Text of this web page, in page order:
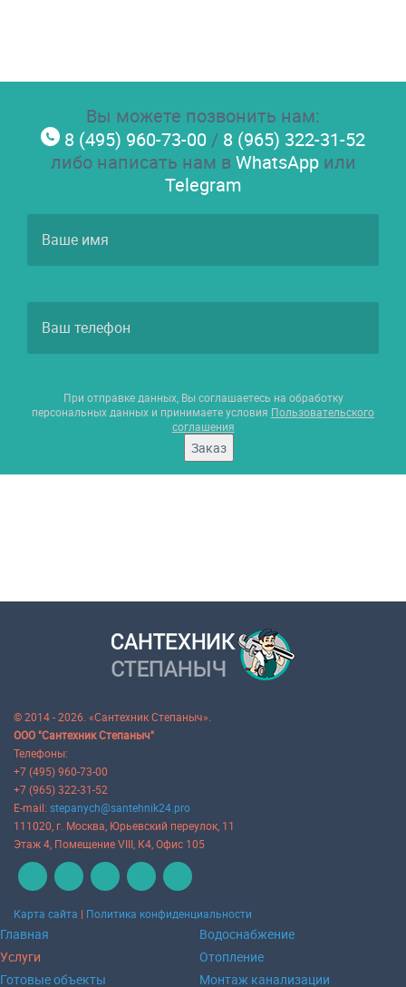
Вы можете позвонить нам:
8 (495) 960-73-00 / 8 (965) 322-31-52
либо написать нам вWhatsAppили
Telegram
При отправке данных, Вы соглашаетесь на обработку
персональных данных и принимаете условия Пользовательского
соглашения
Заказ
© 2014 - 2026. «Сантехник Степаныч».
ООО "Сантехник Степаныч"
Телефоны:
+7 (495) 960-73-00
+7 (965) 322-31-52
E-mail: stepanych@santehnik24.pro
111020 , г. Москва Юрьевский переулок, 11
Этаж 4, Помещение VIII, К4, Офис 105
Карта сайта | Политика конфиденциальности
Главная
Услуги
Готовые объекты
Водоснабжение
Отопление
Монтаж канализации